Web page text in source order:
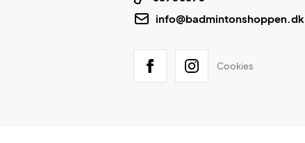
info@badmintonshoppen.dk
Cookies